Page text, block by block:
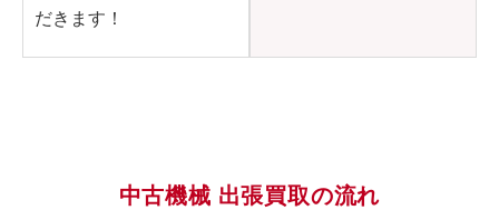
だきます！
中古機械 出張買取の流れ